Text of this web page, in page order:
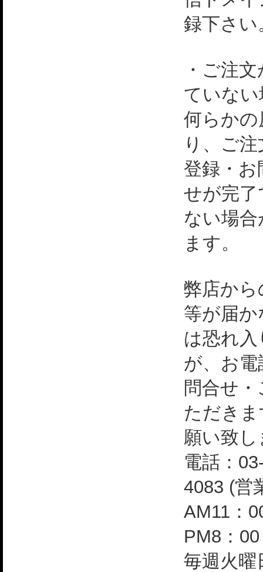
録下さい
・ご注
ていない
何らか
り、ご
登録・
せが完
ない場
ます。
弊店か
等が届
は恐れ
が、お
問合せ
ただき
願い致
電話：
4083 (営
AM11：
PM8：
毎週火曜